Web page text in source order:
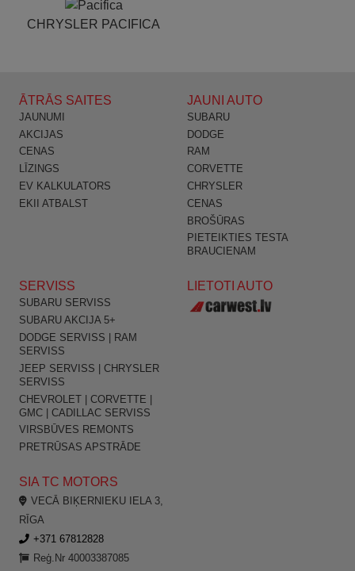
CHRYSLER PACIFICA
ĀTRĀS SAITES
JAUNUMI
AKCIJAS
CENAS
LĪZINGS
EV KALKULATORS
EKII ATBALST
JAUNI AUTO
SUBARU
DODGE
RAM
CORVETTE
CHRYSLER
CENAS
BROŠŪRAS
PIETEIKTIES TESTA
BRAUCIENAM
SERVISS
SUBARU SERVISS
SUBARU AKCIJA 5+
DODGE SERVISS | RAM
SERVISS
JEEP SERVISS | CHRYSLER
SERVISS
CHEVROLET | CORVETTE |
GMC | CADILLAC SERVISS
VIRSBŪVES REMONTS
PRETRŪSAS APSTRĀDE
LIETOTI AUTO
SIA TC MOTORS
VECĀ BIĶERNIEKU IELA 3,
RĪGA
+371 67812828
Reģ.Nr 40003387085